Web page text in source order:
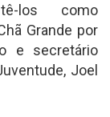
los como
Grande por
e secretário
Joel